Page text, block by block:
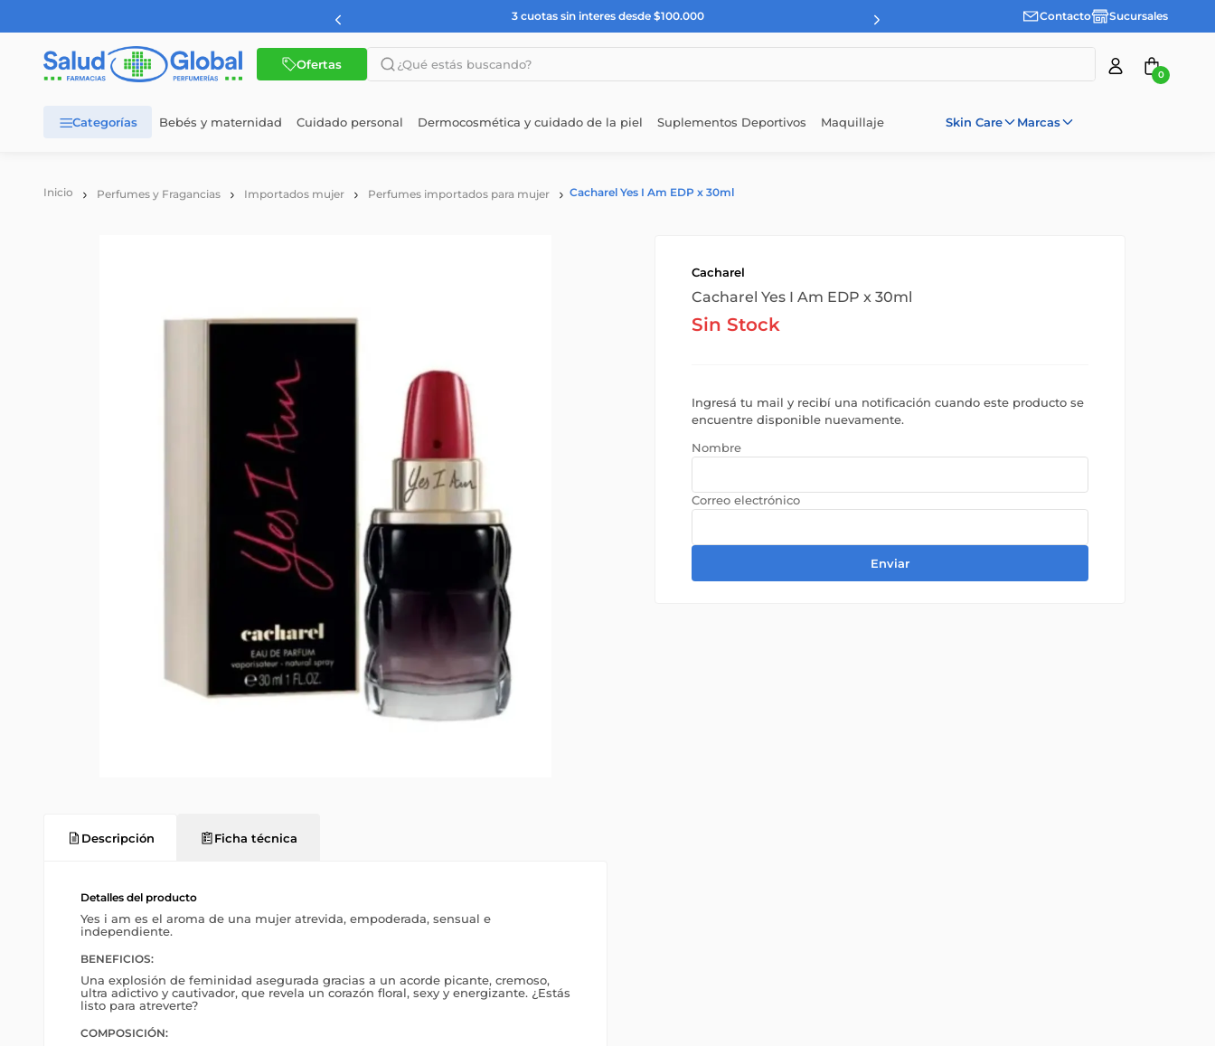
3 cuotas sin interes desde $100.000 Contacto Sucursales
Ofertas
¿Qué estás buscando?
0
Bebés y maternidad Cuidado personal Dermocosmética y cuidado de la piel Suplementos Deportivos Maquillaje Skin Care Marcas
Perfumes y Fragancias Importados mujer Perfumes importados para mujer Cacharel Yes I Am EDP x 30ml
Descripción Ficha técnica
Detalles del producto
Yes i am es el aroma de una mujer atrevida, empoderada, sensual e
independiente.
BENEFICIOS:
Una explosión de feminidad asegurada gracias a un acorde picante, cremoso,
ultra adictivo y cautivador, que revela un corazón floral, sexy y energizante. ¿Estás
listo para atreverte?
COMPOSICIÓN:
Cacharel
Cacharel Yes I Am EDP x 30ml
Sin Stock
Ingresá tu mail y recibí una notificación cuando este producto se
encuentre disponible nuevamente.
Enviar